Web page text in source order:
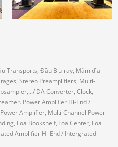
Transports, Đầu Blu-ray, Mâm đĩa
Stereo Preamplifiers, Multi-
/ DA Converter, Clock,
Power Amplifier Hi-End/
Amplifier, Multi-Channel Power
Loa Bookshelf, Loa Center, Loa
Amplifier Hi-End/ Intergrated